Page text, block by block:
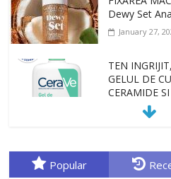
Dewy Set
January 27,
TEN
GELUL DE
CERAMIDE
January 23,
ori o
originale, le
Popular